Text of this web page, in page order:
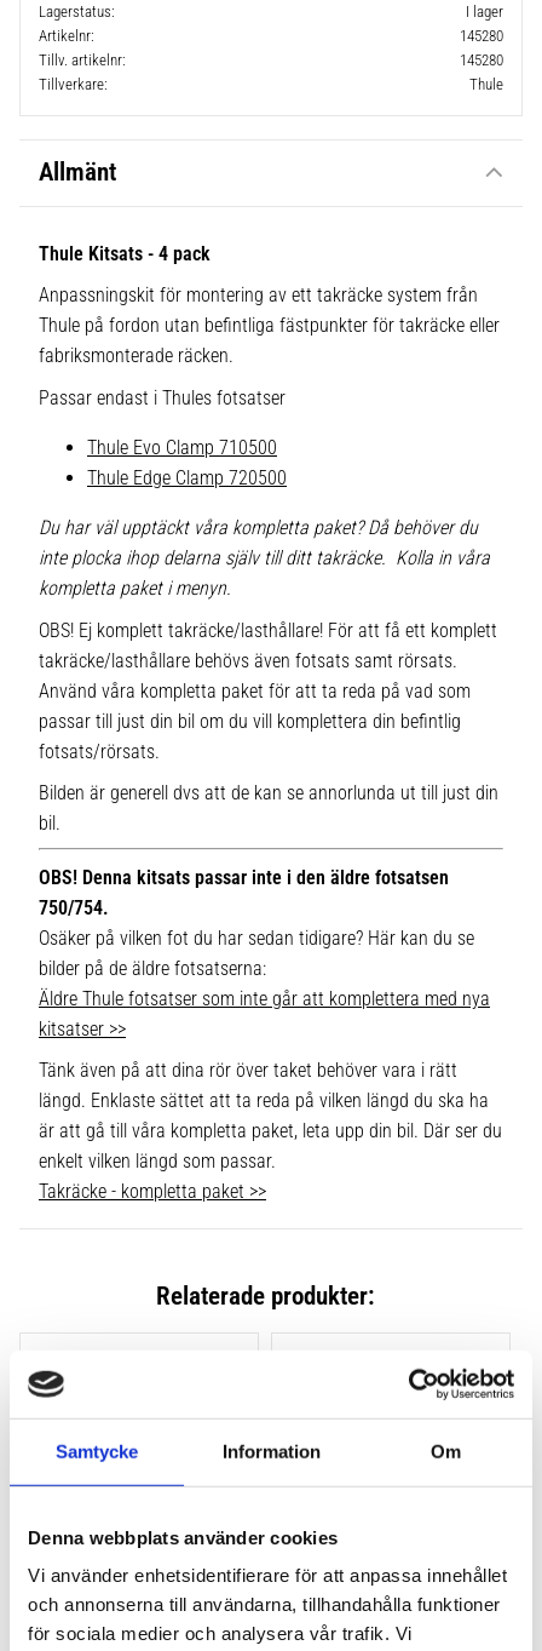
Samtycke Information Om
Denna webbplats använder cookies
Vi använder enhetsidentifierare för att anpassa innehållet
och annonserna till användarna, tillhandahålla funktioner
för sociala medier och analysera vår trafik. Vi
Lagerstatus
I lager
Artikelnr
145280
Tillv. artikelnr
145280
Tillverkare
Thule
Allmänt
Thule Kitsats - 4 pack
Anpassningskit för montering av ett takräcke system från
Thule på fordon utan befintliga fästpunkter för takräcke eller
fabriksmonterade räcken.
Passar endast i Thules fotsatser
Thule Evo Clamp 710500
Thule Edge Clamp 720500
Du har väl upptäckt våra kompletta paket? Då behöver du
inte plocka ihop delarna själv till ditt takräcke. Kolla in våra
kompletta paket i menyn.
OBS! Ej komplett takräcke/lasthållare! För att få ett komplett
takräcke/lasthållare behövs även fotsats samt rörsats.
Använd våra kompletta paket för att ta reda på vad som
passar till just din bil om du vill komplettera din befintlig
fotsats/rörsats.
Bilden är generell dvs att de kan se annorlunda ut till just din
bil.
OBS! Denna kitsats passar inte i den äldre fotsatsen
750/754.
Osäker på vilken fot du har sedan tidigare? Här kan du se
bilder på de äldre fotsatserna:
Äldre Thule fotsatser som inte går att komplettera med nya
kitsatser >>
Tänk även på att dina rör över taket behöver vara i rätt
längd. Enklaste sättet att ta reda på vilken längd du ska ha
är att gå till våra kompletta paket, leta upp din bil. Där ser du
enkelt vilken längd som passar.
Takräcke - kompletta paket >>
Relaterade produkter:
THULE CLAMP EVO 4-
PACK 710500
THULE CLAMP EDGE 4-
PACK 720500
Lägg